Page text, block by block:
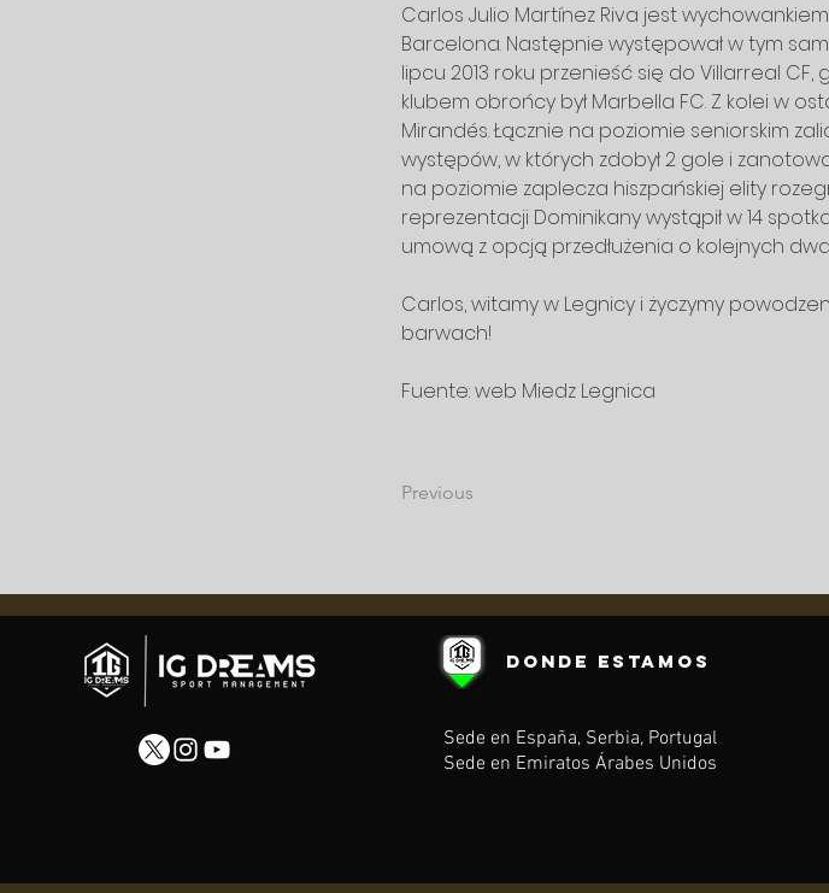
Carlos Julio Martínez Riva jest
Barcelona. Następnie występował w tym
lipcu 2013 roku przenieść się do Villarreal CF,
klubem obrońcy był Marbella FC. Z kolei w
Mirandés. Łącznie na poziomie seniorskim
występów, w których zdobył 2 gole i
na poziomie zaplecza hiszpańskiej elity
reprezentacji Dominikany wystąpił w 14
umową z opcją przedłużenia o kolejnych
Carlos, witamy w Legnicy i życzymy
barwach!
Fuente: web Miedz Legnica
Previous
DONDE ESTAMOS
Sede en España, Serbia, Portugal
Sede en Emiratos Árabes Unidos